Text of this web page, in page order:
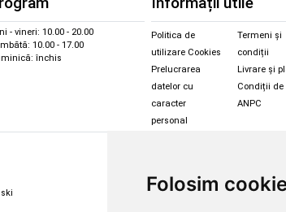
Folosim
- vineri: 10.00 - 20.00
10.00 - 17.00
închis
Politica de
utilizare Cookies
Prelucrarea
datelor cu
caracter
personal
Termeni și
condiții
Livrare și
Condiții de
ANPC
Magazin snowboard